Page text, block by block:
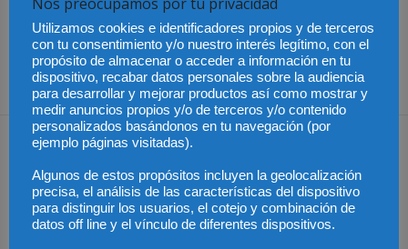
Artículo anterior
Chile – Plenaria General de
la Cumbre de Líderes
COP30
Artículo siguiente
Los 6 posibles fallos para
el IRPH del Tribunal
Supremo
Artículos relacionados
Utilizamos cookies e identificadores propios y de terceros
con tu consentimiento y/o nuestro interés legítimo, con el
propósito de almacenar o acceder a información en tu
dispositivo, recabar datos personales sobre la audiencia
para desarrollar y mejorar productos así como mostrar y
medir anuncios propios y/o de terceros y/o contenido
personalizados basándonos en tu navegación (por
ejemplo páginas visitadas).
Algunos de estos propósitos incluyen la geolocalización
precisa, el análisis de las características del dispositivo
para distinguir los usuarios, el cotejo y combinación de
datos off line y el vínculo de diferentes dispositivos.